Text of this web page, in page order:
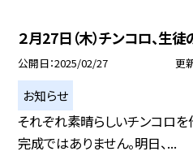
２月27日（木）チンコロ、生
公開日 2025/02/27 更
お知らせ
それぞれ素晴らしいチンコロを
完成ではありません。明日、...